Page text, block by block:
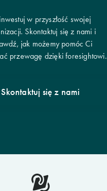
w przyszłość swojej
Skontaktuj się z nami i
jak możemy pomóc Ci
przewagę dzięki foresightowi.
Skontaktuj się z nami